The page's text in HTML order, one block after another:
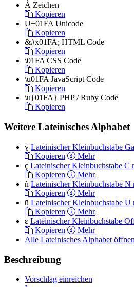
Ǻ Zeichen
Kopieren
U+01FA Unicode
Kopieren
&#x01FA; HTML Code
Kopieren
\01FA CSS Code
Kopieren
\u01FA JavaScript Code
Kopieren
\u{01FA} PHP / Ruby Code
Kopieren
Weitere Lateinisches Alphabet
ɣ Lateinischer Kleinbuchstabe
Kopieren
Mehr
ç Lateinischer Kleinbuchstabe C
Kopieren
Mehr
ñ Lateinischer Kleinbuchstabe N
Kopieren
Mehr
ū Lateinischer Kleinbuchstabe U
Kopieren
Mehr
ɛ Lateinischer Kleinbuchstabe
Kopieren
Mehr
Alle Lateinisches Alphabet öffnen
Beschreibung
Vorschlag einreichen